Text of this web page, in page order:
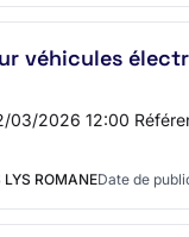
véhicules
2026 12:00
ROMANEDate de